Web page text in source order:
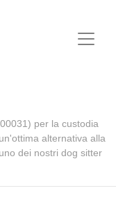
per la custodia
alternativa alla
dei nostri dog sitter